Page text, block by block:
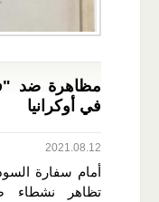
مظاهرة ضد
في أوكرانيا
2021.08.12
أمام سفارة
تظاهر نشطاء